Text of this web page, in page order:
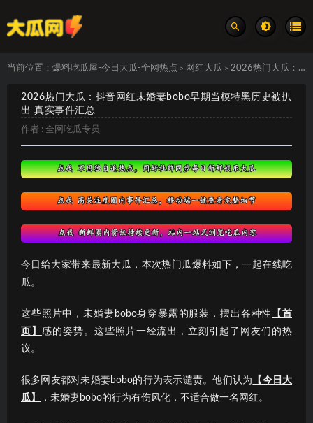
当前位置： 爆料吃瓜屋-今日大瓜-全网热点 > 网红大瓜 > 2026热门大瓜：抖音网红未婚妻bobo早期当模特黑历史被扒出 真实事件汇总
2026热门大瓜：抖音网红未婚妻bobo早期当模特黑历史被扒
出 真实事件汇总
作者 : 全网吃瓜专员
今日给大家带来最新大瓜，本次热门瓜爆料如下，一起在线吃
瓜。
这些照片中，未婚妻bobo身穿暴露的服装，摆出各种性
【首
页】 感的姿势。这些照片一经流出，立刻引起了网友们的热
议。
很多网友都对未婚妻bobo的行为表示谴责。他们认为 【今日大
瓜】
，未婚妻bobo的行为有伤风化，不适合做一名网红。